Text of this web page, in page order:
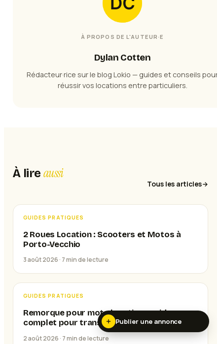
À PROPOS DE L'AUTEUR·E
Dylan Cotten
Rédacteur·rice sur le blog Lokio — guides et conseils pour
réussir vos locations entre particuliers.
À lire aussi
Tous les articles
GUIDES PRATIQUES
2 Roues Location : Scooters et Motos à
Porto-Vecchio
3 août 2026 · 7min de lecture
GUIDES PRATIQUES
Remorque pour moto location : guide
complet pour transporter votre deux-
2 août 2026 · 7min de lecture
Publier une annonce